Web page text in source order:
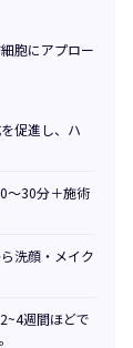
胞にアプロー
促進し、ハ
〜30分＋施術
洗顔・メイク
週間ほどで